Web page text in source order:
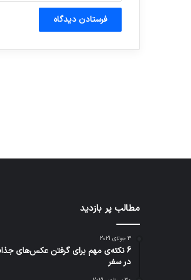
مطالب پر بازدید
3 جولای 2021
6 نکته‌ی مهم برای گرفتن عکس‌های
در سفر
شبکه
می‌تواند
سقوط